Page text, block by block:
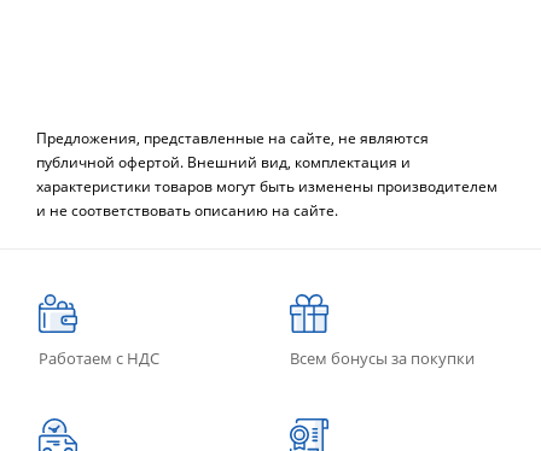
Предложения, представленные на сайте, не являются
публичной офертой. Внешний вид, комплектация и
характеристики товаров могут быть изменены производителем
и не соответствовать описанию на сайте.
Работаем с НДС Всем бонусы за покупки